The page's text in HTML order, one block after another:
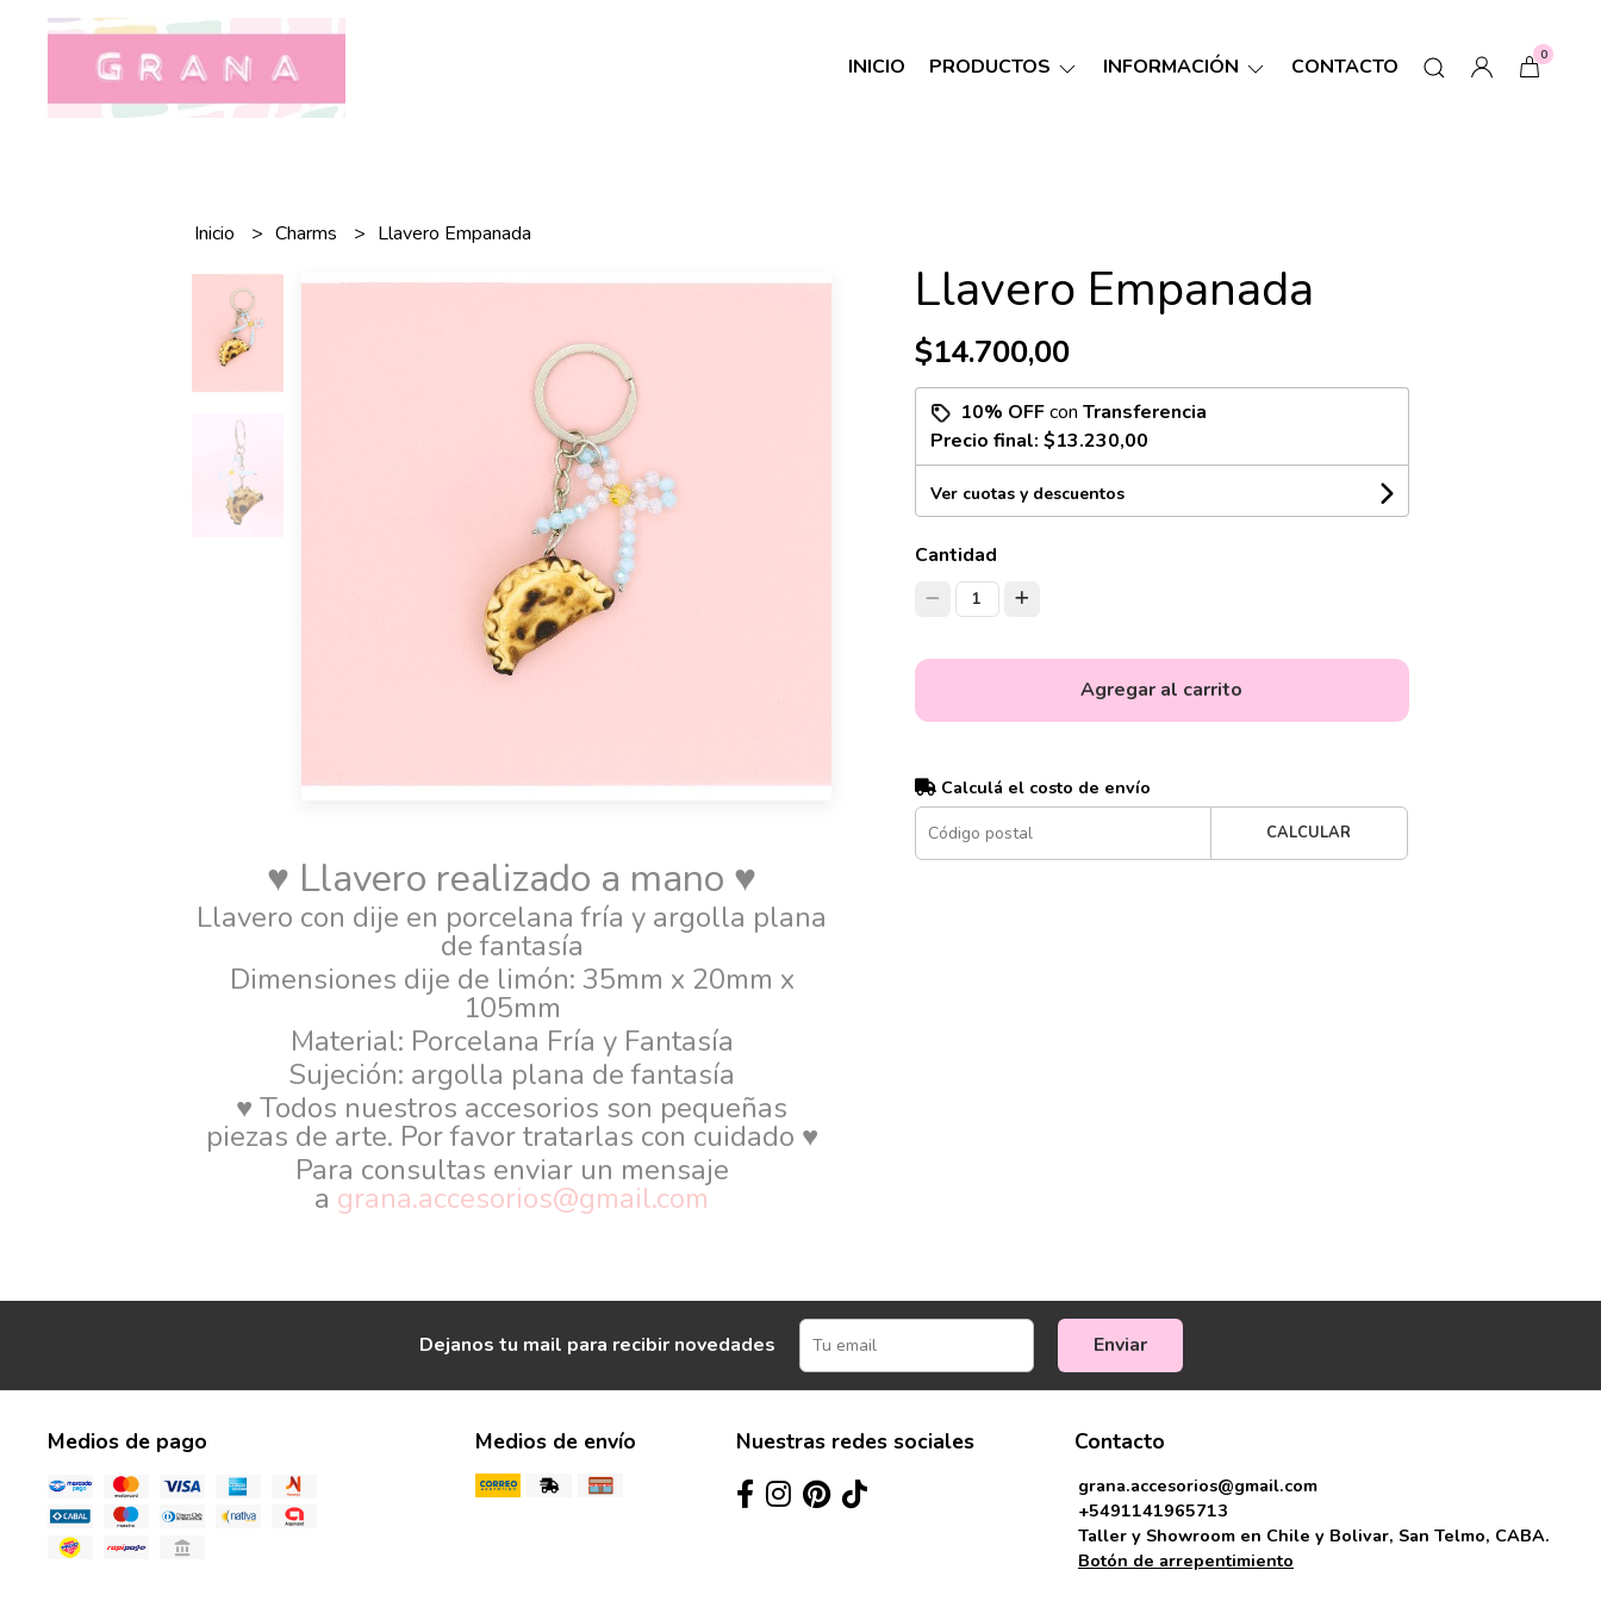
INICIO PRODUCTOS INFORMACIÓN CONTACTO 0
Inicio Charms Llavero Empanada
♥ Llavero realizado a mano ♥
Llavero con dije en porcelana fría y argolla plana
de fantasía
Dimensiones dije de limón: 35mm x 20mm x
105mm
Material: Porcelana Fría y Fantasía
Sujeción: argolla plana de fantasía
♥ Todos nuestros accesorios son pequeñas
piezas de arte. Por favor tratarlas con cuidado ♥
Para consultas enviar un mensaje
a grana.accesorios@gmail.com
Llavero Empanada
$14.700,00
10% OFFcon Transferencia
Precio final: $13.230,00
Ver cuotas y descuentos
Cantidad
1
Agregar al carrito
Calculá el costo de envío
CALCULAR
Dejanos tu mail para recibir novedades Enviar
Medios de pago Medios de envío Nuestras redes sociales Contacto
grana.accesorios@gmail.com
+5491141965713
Taller y Showroom en Chile y Bolivar, San Telmo, CABA.
Botón de arrepentimiento